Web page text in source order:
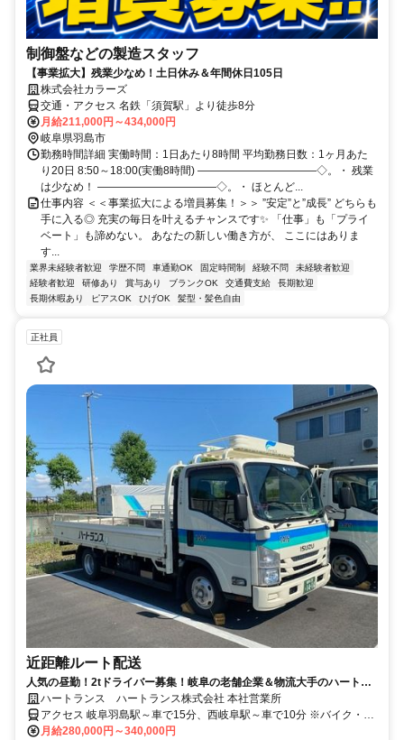
制御盤などの製造スタッフ
【事業拡大】残業少なめ！土日休み＆年間休日105日
株式会社カラーズ
交通・アクセス 名鉄「須賀駅」より徒歩8分
月給211,000円～434,000円
岐阜県羽島市
勤務時間詳細 実働時間：1日あたり8時間 平均勤務日数：1ヶ月あた
り20日 8:50～18:00(実働8時間) ―――――――――――◇。・ 残業
は少なめ！ ―――――――――――◇。・ ほとんど...
仕事内容 ＜＜事業拡大による増員募集！＞＞ ”安定”と”成長” どちらも
手に入る◎ 充実の毎日を叶えるチャンスです✨ 「仕事」も「プライ
ベート」も諦めない。 あなたの新しい働き方が、 ここにはありま
す...
業界未経験者歓迎 学歴不問 車通勤OK 固定時間制 経験不問
未経験者歓迎
経験者歓迎
研修あり 賞与あり ブランクOK 交通費支給
長期歓迎
長期休暇あり
ピアスOK ひげOK 髪型・髪色自由
正社員
近距離ルート配送
人気の昼勤！2tドライバー募集！岐阜の老舗企業＆物流大手のハートラ
ンスハートランス ハートランス株式会社 本社営業所
アクセス 岐阜羽島駅～車で15分、西岐阜駅～車で10分 ※バイク・車
通勤OK！
月給280,000円～340,000円